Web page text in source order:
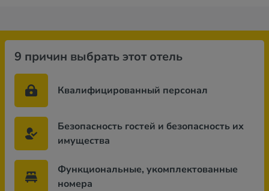
9 причин выбрать этот отель
Квалифицированный персонал
Безопасность гостей и безопасность их
имущества
Функциональные, укомплектованные
номера